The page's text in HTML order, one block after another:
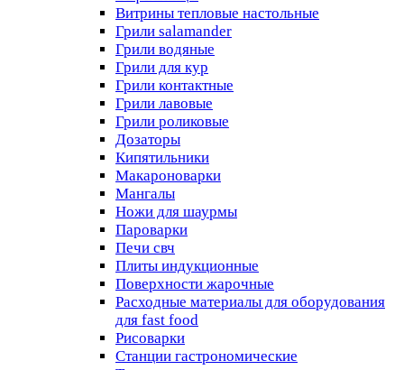
Витрины тепловые настольные
Грили salamander
Грили водяные
Грили для кур
Грили контактные
Грили лавовые
Грили роликовые
Дозаторы
Кипятильники
Макароноварки
Мангалы
Ножи для шаурмы
Пароварки
Печи свч
Плиты индукционные
Поверхности жарочные
Расходные материалы для оборудования
для fast food
Рисоварки
Станции гастрономические